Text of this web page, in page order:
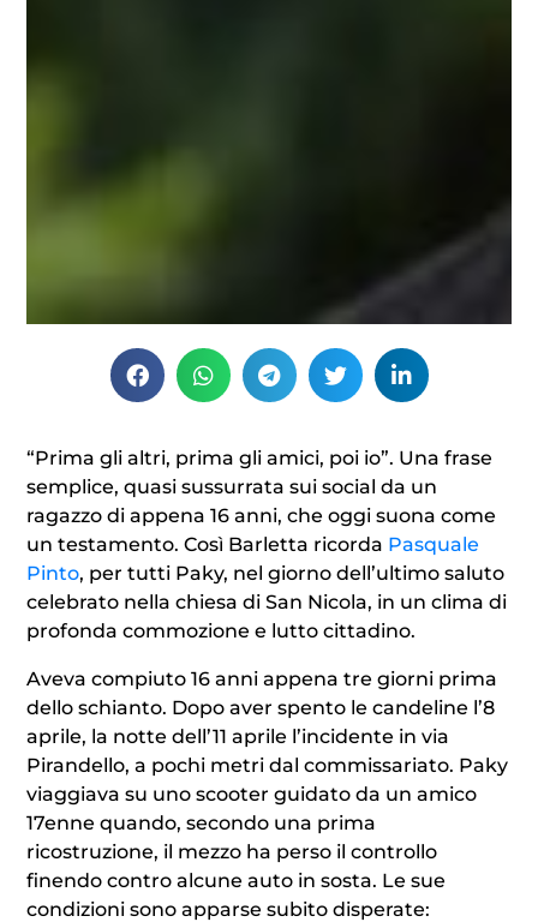
“Prima gli altri, prima gli amici, poi io”. Una frase
semplice, quasi sussurrata sui social da un
ragazzo di appena 16 anni, che oggi suona come
un testamento. Così Barletta ricorda Pasquale
Pinto, per tutti Paky, nel giorno dell’ultimo saluto
celebrato nella chiesa di San Nicola, in un clima di
profonda commozione e lutto cittadino.
Aveva compiuto 16 anni appena tre giorni prima
dello schianto. Dopo aver spento le candeline l’8
aprile, la notte dell’11 aprile l’incidente in via
Pirandello, a pochi metri dal commissariato. Paky
viaggiava su uno scooter guidato da un amico
17enne quando, secondo una prima
ricostruzione, il mezzo ha perso il controllo
finendo contro alcune auto in sosta. Le sue
condizioni sono apparse subito disperate: